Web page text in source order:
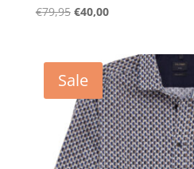
€79,95 Oorspronkelijke
€79,95.
€40,00Huidige
€40,00.
Sale